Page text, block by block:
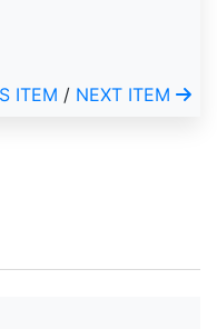
ITEM / NEXT ITEM